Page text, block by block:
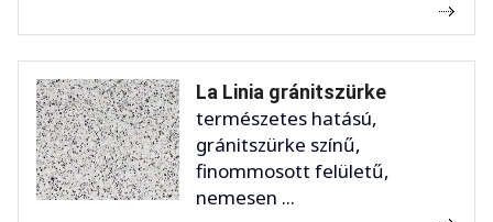
La Linia gránitszürke
természetes hatású,
gránitszürke színű,
finommosott felületű,
nemesen ...